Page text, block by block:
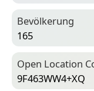
Bevölkerung
165
Open Location
9F463WW4+XQ